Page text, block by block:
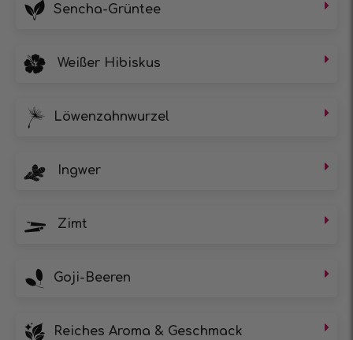
Sencha-Grüntee
Weißer Hibiskus
Löwenzahnwurzel
Ingwer
Zimt
Goji-Beeren
Reiches Aroma & Geschmack